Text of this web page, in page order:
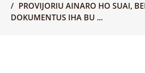
PROVIJORIU AINARO HO SUAI,
DOKUMENTUS IHA BU ...